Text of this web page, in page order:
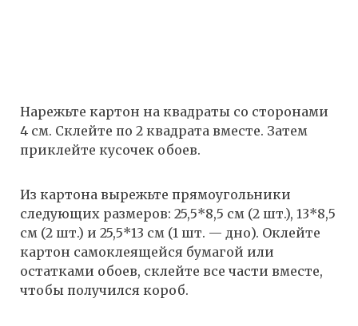
Нарежьте картон на квадраты со сторонами
4 см. Склейте по 2 квадрата вместе. Затем
приклейте кусочек обоев.
Из картона вырежьте прямоугольники
следующих размеров: 25,5*8,5 см (2 шт.), 13*8,5
см (2 шт.) и 25,5*13 см (1 шт. — дно). Оклейте
картон самоклеящейся бумагой или
остатками обоев, склейте все части вместе,
чтобы получился короб.